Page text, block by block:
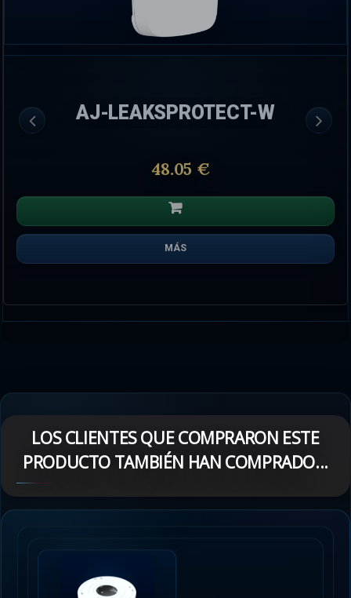
AJ-LEAKSPROTECT-W
48.05 €
MÁS
LOS CLIENTES QUE COMPRARON ESTE
PRODUCTO TAMBIÉN HAN COMPRADO...